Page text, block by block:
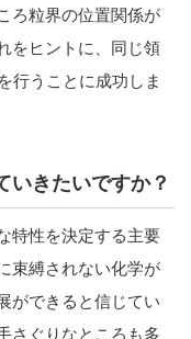
ろ粒界の位置関係が
をヒントに、同じ領
行うことに成功しま
いきたいですか？
特性を決定する主要
束縛されない化学が
ができると信じてい
さぐりなところも多